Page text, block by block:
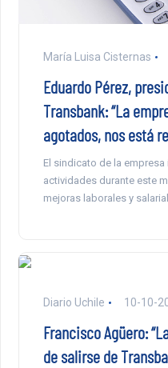
María Luisa Cisternas
Eduardo Pérez,
Transbank: “La
agotados, nos está
El sindicato de la
actividades durante este
mejoras laborales y
Diario Uchile 10-10-
Francisco Agüero:
de salirse de